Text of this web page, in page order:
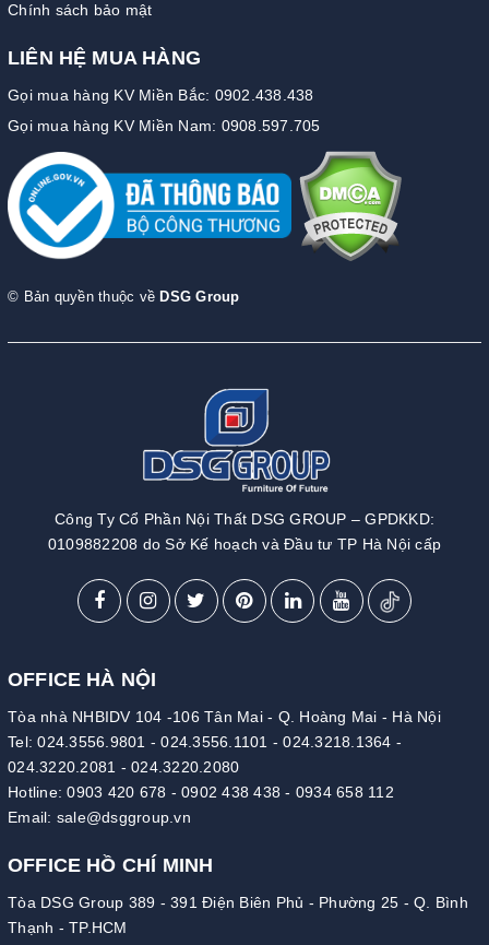
Chính sách bảo mật
LIÊN HỆ MUA HÀNG
Gọi mua hàng KV Miền Bắc: 0902.438.438
Gọi mua hàng KV Miền Nam: 0908.597.705
© Bản quyền thuộc về DSG Group
Công Ty Cổ Phần Nội Thất DSG GROUP – GPDKKD:
0109882208 do Sở Kế hoạch và Đầu tư TP Hà Nội cấp
OFFICE HÀ NỘI
Tòa nhà NHBIDV 104 -106 Tân Mai - Q. Hoàng Mai - Hà Nội
Tel:024.3556.9801 -024.3556.1101 -024.3218.1364 -
024.3220.2081 - 024.3220.2080
Hotline:0903 420 678 - 0902 438 438 - 0934 658 112
Email: sale@dsggroup.vn
OFFICE HỒ CHÍ MINH
Tòa DSG Group 389 - 391 Điện Biên Phủ - Phường 25 - Q. Bình
Thạnh - TP.HCM